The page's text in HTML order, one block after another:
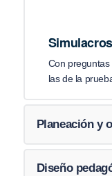
Simulacros
Con
las de la
Planeación y
Diseño